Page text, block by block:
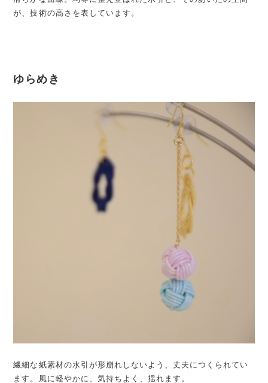
が、技術の高さを表しています。
ゆらめき
繊細な紙素材の水引が形崩れしないよう、丈夫につくられてい
ます。風に軽やかに、気持ちよく、揺れます。